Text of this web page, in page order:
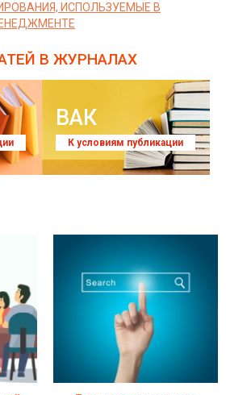
ИСПОЛЬЗУЕМЫЕ В
В ЖУРНАЛАХ
ВАК
К условиям публикации